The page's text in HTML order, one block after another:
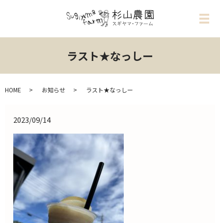
メ
ラスト★なっしー
HOME お知らせ ラスト★なっしー
2023/09/14